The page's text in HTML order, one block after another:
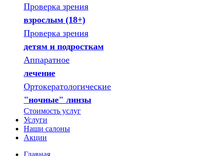
Проверка зрения
взрослым (18+)
Проверка зрения
детям и подросткам
Аппаратное
лечение
Ортокератологические
"ночные" линзы
Стоимость услуг
Услуги
Наши салоны
Акции
Главная